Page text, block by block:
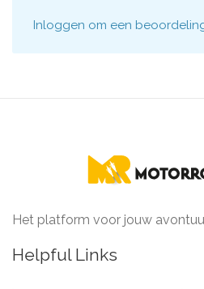
Inloggen om een
Het platform voor jouw
Helpful Links